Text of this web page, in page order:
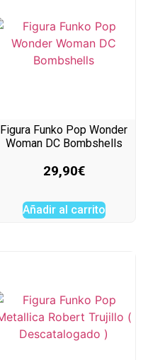
Figura Funko Pop Wonder
Woman DC Bombshells
29,90€
Añadir al carrito